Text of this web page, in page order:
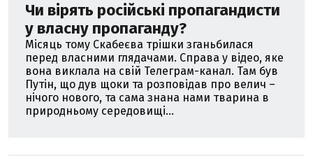
Чи вірять російські пропагандисти
у власну пропаганду?
Місяць тому Скабеєва трішки зганьбилася
перед власними глядачами. Справа у відео, яке
вона виклала на свій Телеграм-канал. Там був
Путін, що дув щоки та розповідав про велич –
нічого нового, та сама знана нами тварина в
природньому середовищі...